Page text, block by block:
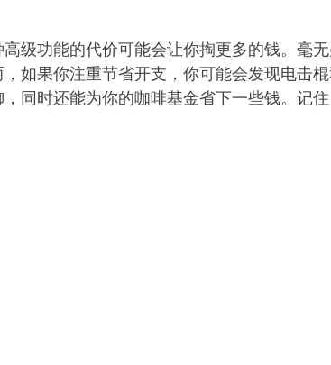
级功能的代价可能会让你掏更多的钱。毫
如果你注重节省开支，你可能会发现电击棍
同时还能为你的咖啡基金省下一些钱。记